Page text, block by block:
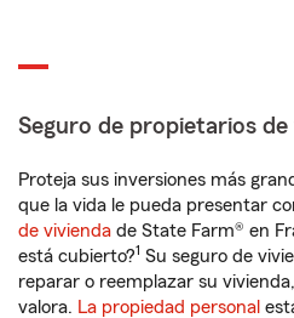
Seguro de propietarios de
Proteja sus inversiones más
que la vida le pueda presentar
de vivienda de State Farm® en
está cubierto?1 Su seguro de
reparar o reemplazar su
valora. La propiedad personal